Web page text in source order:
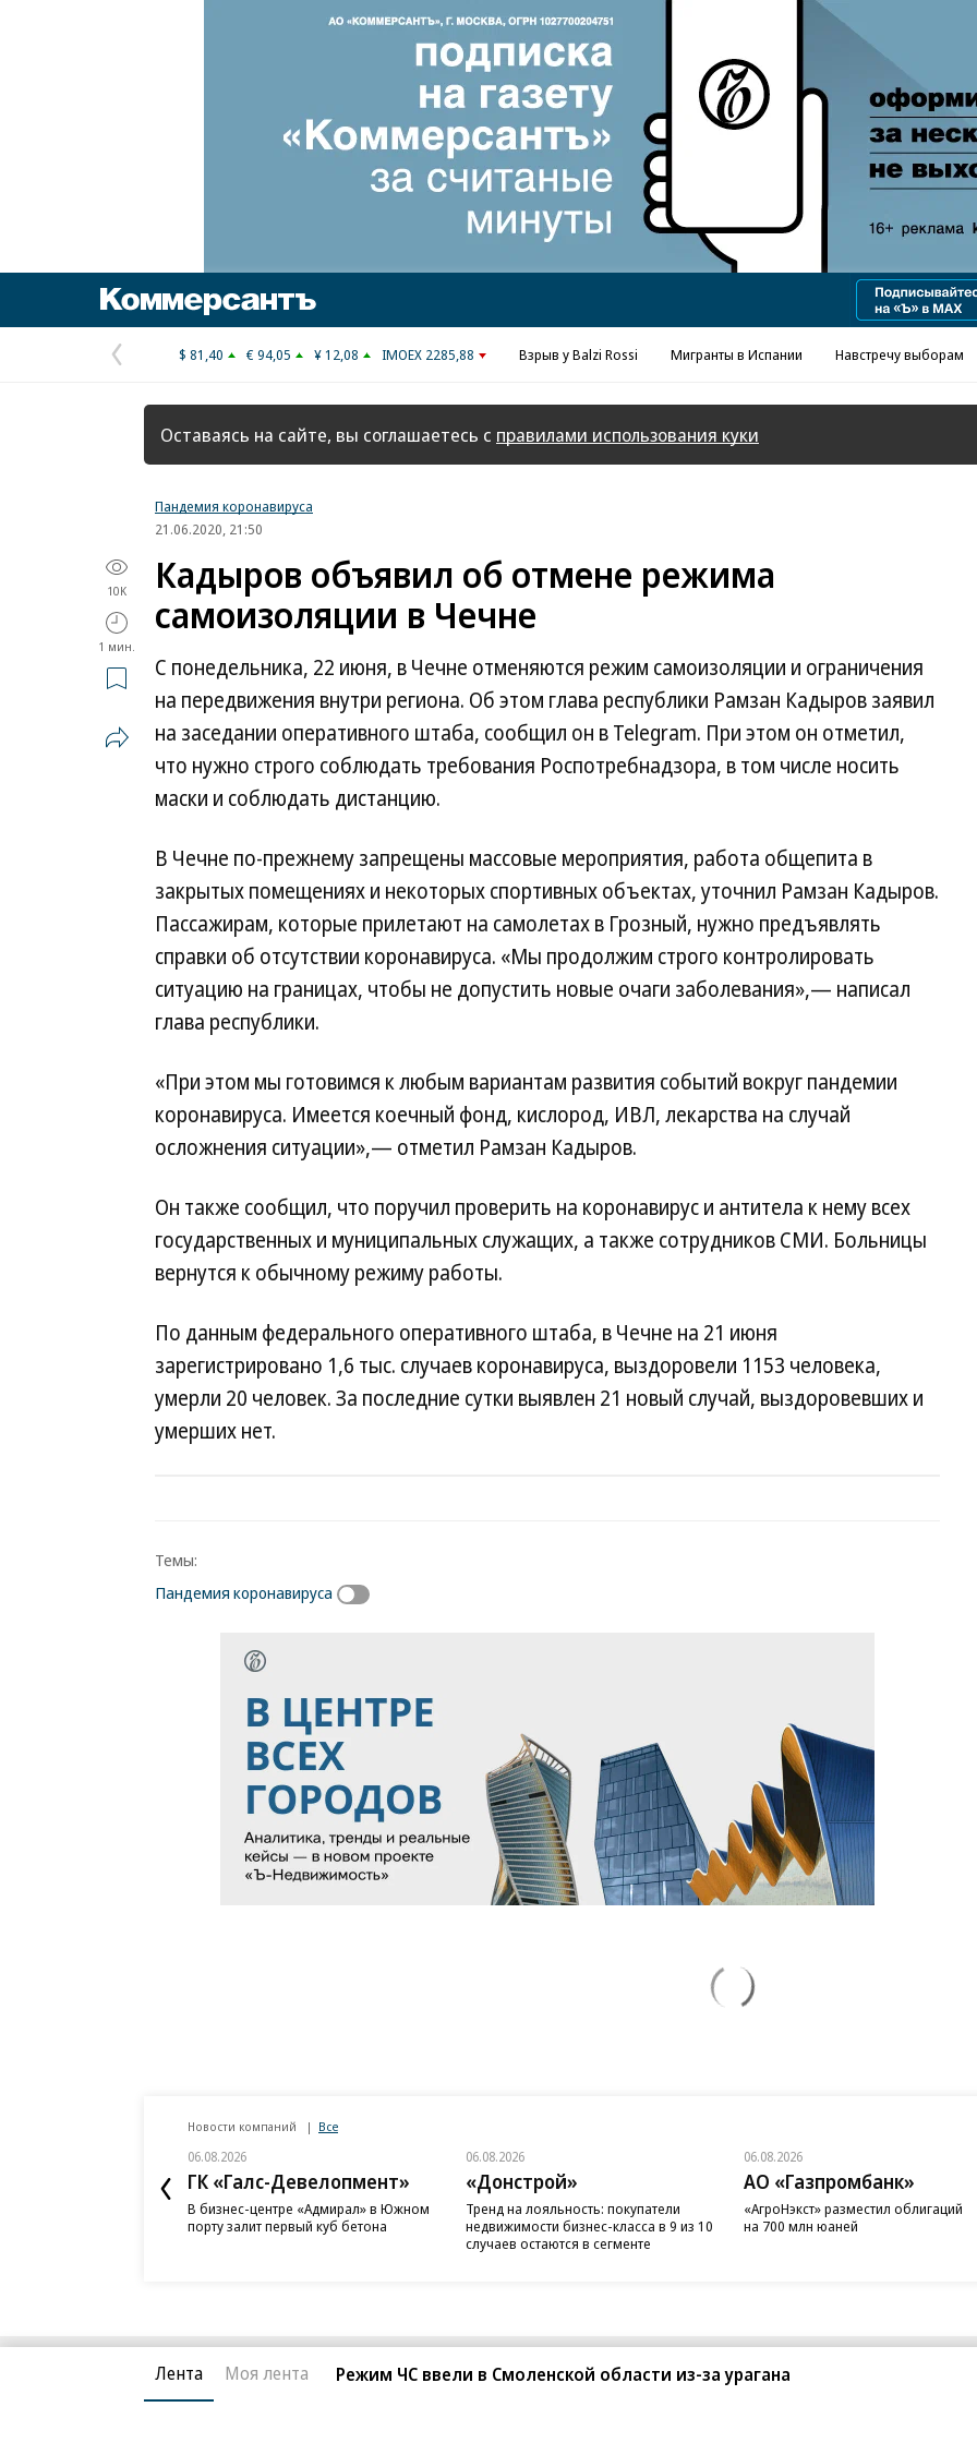
Реклама в «Ъ» www.kommersant.ru/ad
Предыдущая
страница
$ 81,40 € 94,05 ¥ 12,08 IMOEX 2285,88 Взрыв у Balzi Rossi Мигранты в Испании Навстречу выборам
Оставаясь на сайте, вы соглашаетесь с правилами использования куки
Пандемия коронавируса
21.06.2020, 21:50
10K
1 мин.
Кадыров объявил об отмене режима
самоизоляции в Чечне
С понедельника, 22 июня, в Чечне отменяются режим самоизоляции и ограничения
на передвижения внутри региона. Об этом глава республики Рамзан Кадыров заявил
на заседании оперативного штаба, сообщил он в Telegram. При этом он отметил,
что нужно строго соблюдать требования Роспотребнадзора, в том числе носить
маски и соблюдать дистанцию.
В Чечне по-прежнему запрещены массовые мероприятия, работа общепита в
закрытых помещениях и некоторых спортивных объектах, уточнил Рамзан Кадыров.
Пассажирам, которые прилетают на самолетах в Грозный, нужно предъявлять
справки об отсутствии коронавируса. «Мы продолжим строго контролировать
ситуацию на границах, чтобы не допустить новые очаги заболевания»,— написал
глава республики.
«При этом мы готовимся к любым вариантам развития событий вокруг пандемии
коронавируса. Имеется коечный фонд, кислород, ИВЛ, лекарства на случай
осложнения ситуации»,— отметил Рамзан Кадыров.
Он также сообщил, что поручил проверить на коронавирус и антитела к нему всех
государственных и муниципальных служащих, а также сотрудников СМИ. Больницы
вернутся к обычному режиму работы.
По данным федерального оперативного штаба, в Чечне на 21 июня
зарегистрировано 1,6 тыс. случаев коронавируса, выздоровели 1153 человека,
умерли 20 человек. За последние сутки выявлен 21 новый случай, выздоровевших и
умерших нет.
Темы:
Пандемия коронавируса
Новости компаний Все
06.08.2026
ГК «Галс-Девелопмент»
В бизнес-центре «Адмирал» в Южном
порту залит первый куб бетона
06.08.2026
«Донстрой»
Тренд на лояльность: покупатели
недвижимости бизнес-класса в 9 из 10
случаев остаются в сегменте
06.08.2026
АО «Газпромбанк»
«АгроНэкст» разместил облигаций
на 700 млн юаней
Лента Моя лента Режим ЧС ввели в Смоленской области из-за урагана
Благотворительный фонд
О «Коммерсанте»
Реклама
Обратная связь